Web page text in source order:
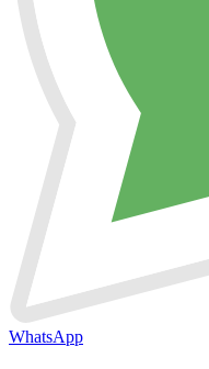
WhatsApp